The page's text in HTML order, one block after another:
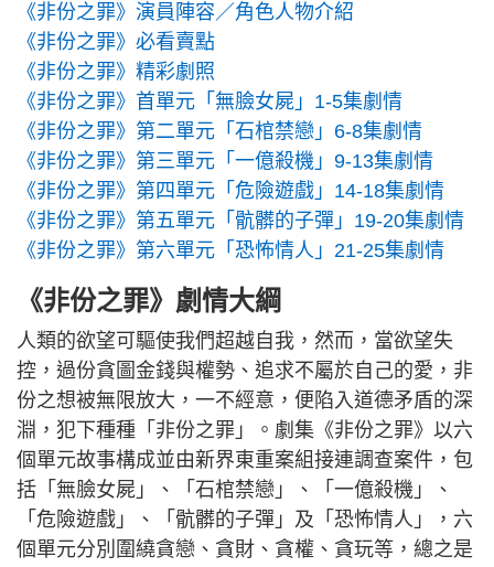
《非份之罪》演員陣容／角色人物介紹
《非份之罪》必看賣點
《非份之罪》精彩劇照
《非份之罪》首單元「無臉女屍」1-5集劇情
《非份之罪》第二單元「石棺禁戀」6-8集劇情
《非份之罪》第三單元「一億殺機」9-13集劇情
《非份之罪》第四單元「危險遊戲」14-18集劇情
《非份之罪》第五單元「骯髒的子彈」19-20集劇情
《非份之罪》第六單元「恐怖情人」21-25集劇情
《非份之罪》劇情大綱
人類的欲望可驅使我們超越自我，然而，當欲望失
控，過份貪圖金錢與權勢、追求不屬於自己的愛，非
份之想被無限放大，一不經意，便陷入道德矛盾的深
淵，犯下種種「非份之罪」。劇集《非份之罪》以六
個單元故事構成並由新界東重案組接連調查案件，包
括「無臉女屍」、「石棺禁戀」、「一億殺機」、
「危險遊戲」、「骯髒的子彈」及「恐怖情人」，六
個單元分別圍繞貪戀、貪財、貪權、貪玩等，總之是